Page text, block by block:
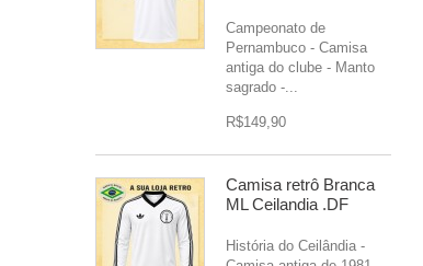
Campeonato de
Pernambuco - Camisa
antiga do clube - Manto
sagrado -...
R$149,90
Camisa retrô Branca
ML Ceilandia .DF
História do Ceilândia -